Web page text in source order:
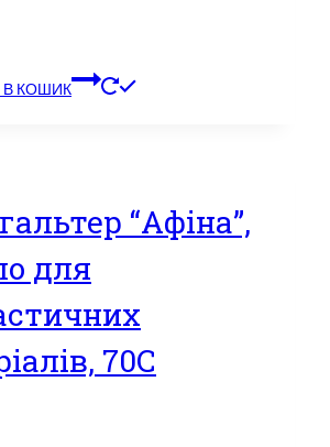
В КОШИК
“Афіна”,
для
70С